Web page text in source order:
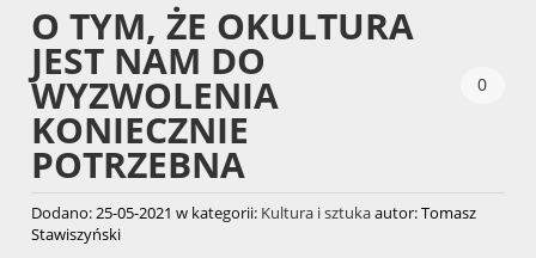
O TYM, ŻE OKULTURA
JEST NAM DO
WYZWOLENIA
KONIECZNIE
POTRZEBNA
0
Dodano:25-05-2021 w kategorii: Kultura i sztukaautor:Tomasz
Stawiszyński